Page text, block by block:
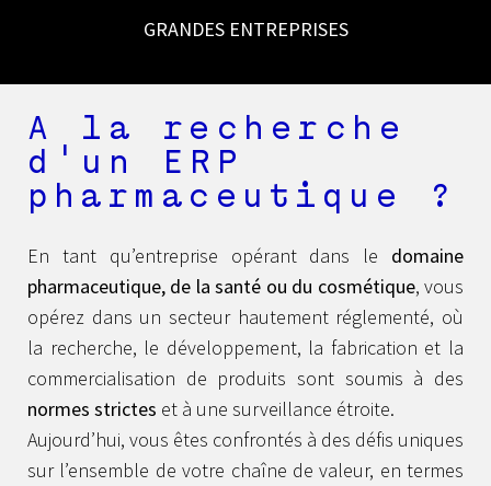
GRANDES ENTREPRISES
A la recherche
d'un ERP
pharmaceutique ?
En tant qu’entreprise opérant dans le domaine
pharmaceutique, de la santé ou du cosmétique, vous
opérez dans un secteur hautement réglementé, où
la recherche, le développement, la fabrication et la
commercialisation de produits sont soumis à des
normes strictes et à une surveillance étroite.
Aujourd’hui, vous êtes confrontés à des défis uniques
sur l’ensemble de votre chaîne de valeur, en termes